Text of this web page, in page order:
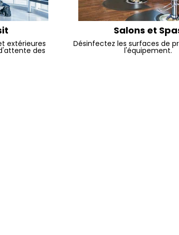
extérieures
des
Salons et
Désinfectez les surfaces de
l'équipement.